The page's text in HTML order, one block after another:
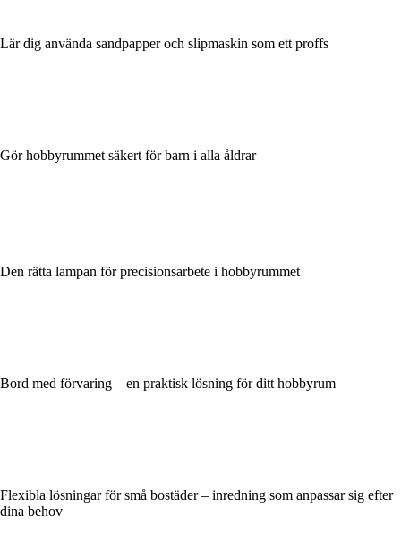
Lär dig använda sandpapper och slipmaskin som ett proffs
Gör hobbyrummet säkert för barn i alla åldrar
Den rätta lampan för precisionsarbete i hobbyrummet
Bord med förvaring – en praktisk lösning för ditt hobbyrum
Flexibla lösningar för små bostäder – inredning som anpassar sig efter
dina behov